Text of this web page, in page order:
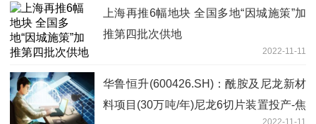
上海再推6幅地块 全国多地“因城施策”加
推第四批次供地
2022-11-11
华鲁恒升(600426.SH)：酰胺及尼龙新材
料项目(30万吨/年)尼龙6切片装置投产-焦
2022-11-11